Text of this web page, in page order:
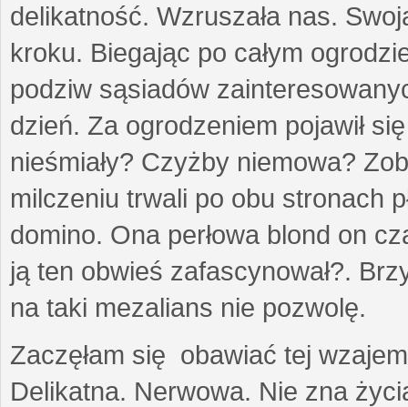
delikatność. Wzruszała nas.
kroku. Biegając po całym
podziw sąsiadów
dzień. Za ogrodzeniem pojawił
nieśmiały? Czyżby niemowa?
milczeniu trwali po obu stronach
domino. Ona perłowa blond on
ją ten obwieś zafascynował?.
na taki mezalians nie pozwolę.
Zaczęłam się obawiać tej
Delikatna. Nerwowa. Nie zna